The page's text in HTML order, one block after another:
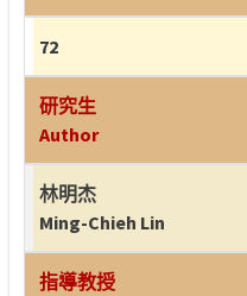
72
研究生
Author
林明杰
Ming-Chieh Lin
指導教授